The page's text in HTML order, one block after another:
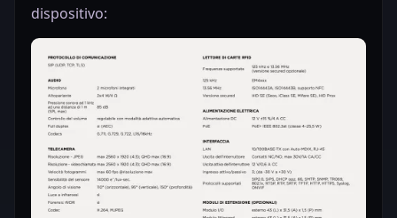
dispositivo: